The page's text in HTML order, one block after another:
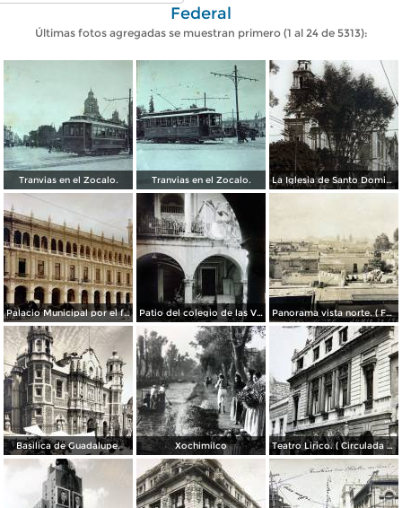
Federal
Últimas fotos agregadas se muestran primero (1 al 24 de 5313):
Tranvias en el Zocalo. Tranvias en el Zocalo. La Iglesia de Santo Domingo.
Palacio Municipal por el fotografo Hugo Brehme.. Patio del colegio de las Vizcainas por el fotografo Hugo Brehme. Panorama vista norte. ( Fechada el 20 de Junio de 1905 ).
Basilica de Guadalupe. Xochimilco Teatro Lirico. ( Circulada el 1 de Agosto de 1926 ).